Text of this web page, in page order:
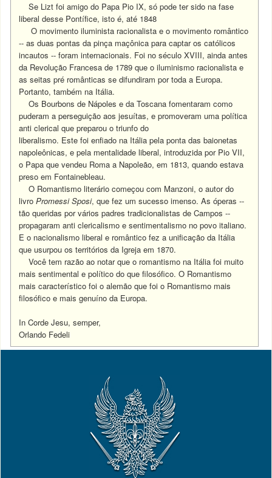
Se Lizt foi amigo do Papa Pio IX, só pode ter sido na fase
liberal desse Pontífice, isto é, até 1848
O movimento iluminista racionalista e o movimento romântico
-- as duas pontas da pinça maçônica para captar os católicos
incautos -- foram internacionais. Foi no século XVIII, ainda antes
da Revolução Francesa de 1789 que o iluminismo racionalista e
as seitas pré românticas se difundiram por toda a Europa.
Portanto, também na Itália.
Os Bourbons de Nápoles e da Toscana fomentaram como
puderam a perseguição aos jesuítas, e promoveram uma política
anti clerical que preparou o triunfo do
liberalismo. Este foi enfiado na Itália pela ponta das baionetas
napoleônicas, e pela mentalidade liberal, introduzida por Pio VII,
o Papa que vendeu Roma a Napoleão, em 1813, quando estava
preso em Fontainebleau.
O Romantismo literário começou com Manzoni, o autor do
livroPromessi Sposi, que fez um sucesso imenso. As óperas --
tão queridas por vários padres tradicionalistas de Campos --
propagaram anti clericalismo e sentimentalismo no povo italiano.
E o nacionalismo liberal e romântico fez a unificação da Itália
que usurpou os territórios da Igreja em 1870.
Você tem razão ao notar que o romantismo na Itália foi muito
mais sentimental e político do que filosófico. O Romantismo
mais característico foi o alemão que foi o Romantismo mais
filosófico e mais genuíno da Europa.
In Corde Jesu, semper,
Orlando Fedeli